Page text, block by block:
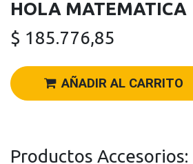
HOLA MATEMATICA
$ 185.776,85
AÑADIR AL CARRITO
Productos Accesorios: